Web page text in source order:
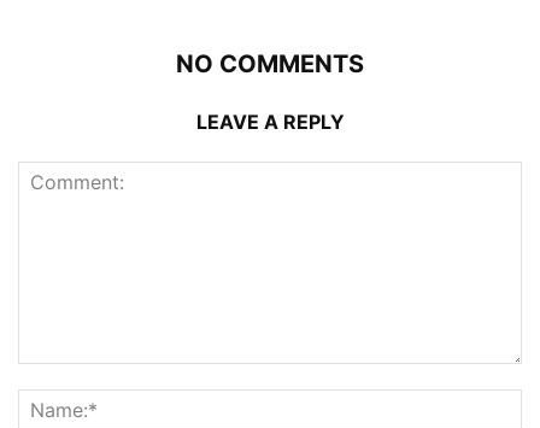
NO COMMENTS
LEAVE A REPLY